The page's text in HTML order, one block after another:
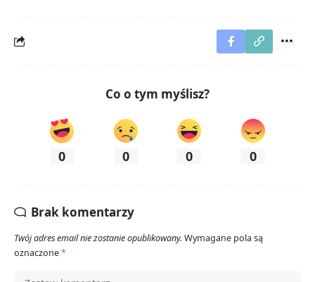
Co o tym myślisz?
0 0 0 0
Brak komentarzy
Twój adres email nie zostanie opublikowany. Wymagane pola są
oznaczone*